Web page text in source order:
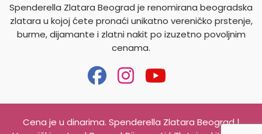
Spenderella Zlatara Beograd je renomirana beogradska
zlatara u kojoj ćete pronaći unikatno vereničko prstenje,
burme, dijamante i zlatni nakit po izuzetno povoljnim
cenama.
Cena je u dinarima. Spenderella Zlatara Beograd |